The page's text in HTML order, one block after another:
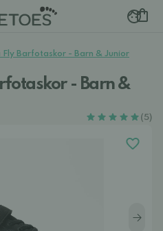
Fly Barfotaskor - Barn & Junior
- Barn &
(5)